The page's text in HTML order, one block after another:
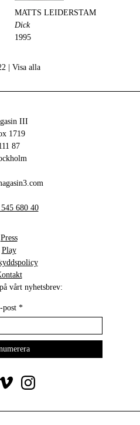
MATTS LEIDERSTAM
Dick
1995
| Visa alla
III
1719
87
680 40
Press
Play
vårt nyhetsbrev:
post *